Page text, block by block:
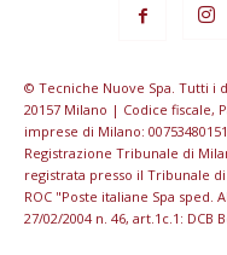
© Tecniche Nuove Spa. Tutti i
20157 Milano | Codice fiscale,
imprese di Milano: 00753480151
Registrazione Tribunale di
registrata presso il Tribunale di
ROC "Poste italiane Spa sped.
27/02/2004 n. 46, art.1c.1: DCB